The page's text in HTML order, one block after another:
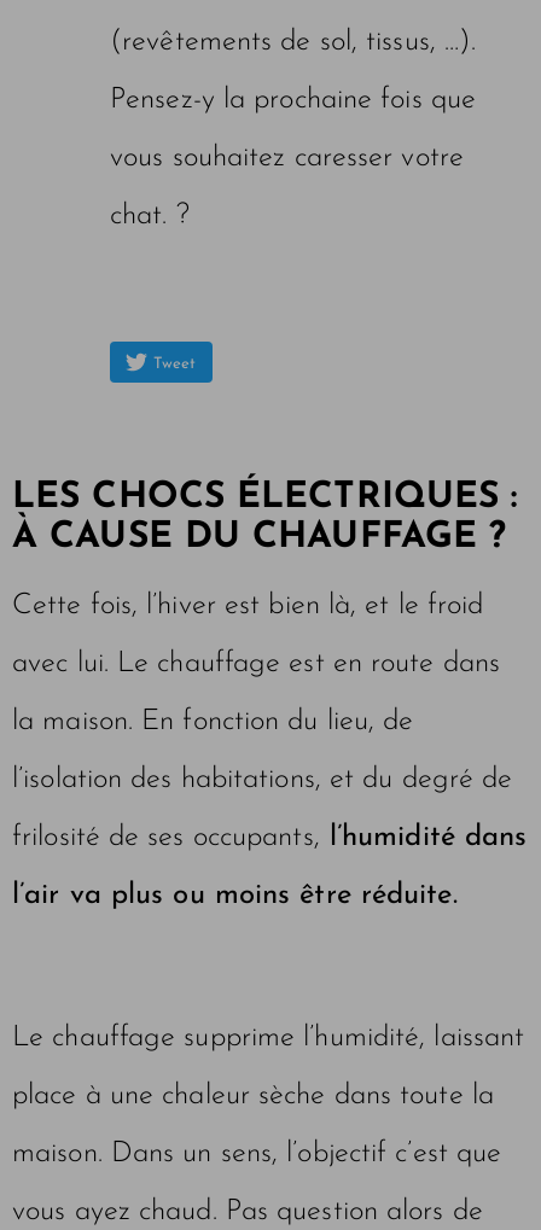
(revêtements de sol, tissus, …).
Pensez-y la prochaine fois que
vous souhaitez caresser votre
chat. ?
Tweet
LES CHOCS ÉLECTRIQUES :
À CAUSE DU CHAUFFAGE ?
Cette fois, l’hiver est bien là, et le froid
avec lui. Le chauffage est en route dans
la maison. En fonction du lieu, de
l’isolation des habitations, et du degré de
frilosité de ses occupants, l’humidité dans
l’air va plus ou moins être réduite.
Le chauffage supprime l’humidité, laissant
place à une chaleur sèche dans toute la
maison. Dans un sens, l’objectif c’est que
vous ayez chaud. Pas question alors de